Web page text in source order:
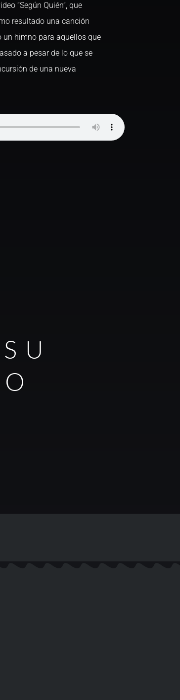
“Según Quién”, que
resultado una canción
un himno para aquellos que
a pesar de lo que se
de una nueva